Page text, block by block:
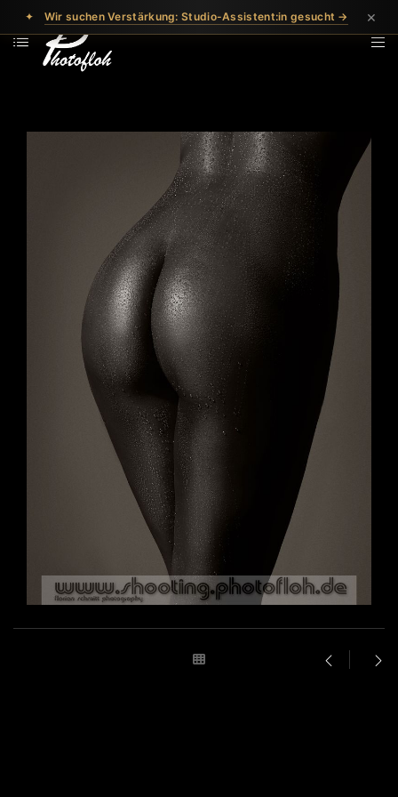
✦ Wir suchen Verstärkung: Studio-Assistent:in gesucht → ×